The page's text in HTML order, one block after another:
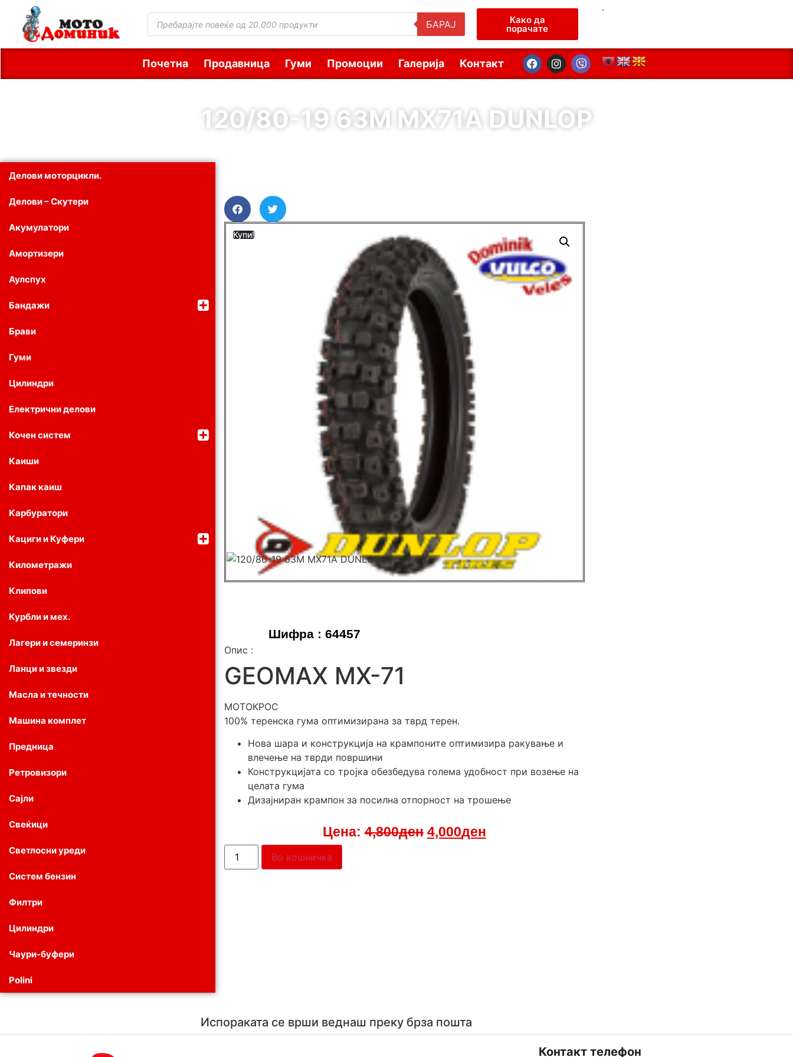
БАРАЈ Како да
порачате
.
Почетна Продавница Гуми Промоции Галерија Контакт
120/80-19 63M MX71A DUNLOP
Делови моторцикли.
Делови – Скутери
Акумулатори
Амортизери
Аулспух
Бандажи
Брави
Гуми
Цилиндри
Електрични делови
Кочен систем
Каиши
Капак каиш
Карбуратори
Кациги и Куфери
Километражи
Клипови
Курбли и мех.
Лагери и семеринзи
Ланци и звезди
Масла и течности
Машина комплет
Предница
Ретровизори
Сајли
Свеќици
Светлосни уреди
Систем бензин
Филтри
Цилиндри
Чаури-буфери
Polini
Купи!
Шифра : 64457
Опис :
GEOMAX MX-71
МОТОКРОС
100% теренска гума оптимизирана за тврд терен.
Нова шара и конструкција на крампоните оптимизира ракување и
влечење на тврди површини
Конструкцијата со тројка обезбедува голема удобност при возење на
целата гума
Дизајниран крампон за посилна отпорност на трошење
Цена:4,800ден 4,000ден
Во кошничка
Испораката се врши веднаш преку брза пошта
Контакт телефон